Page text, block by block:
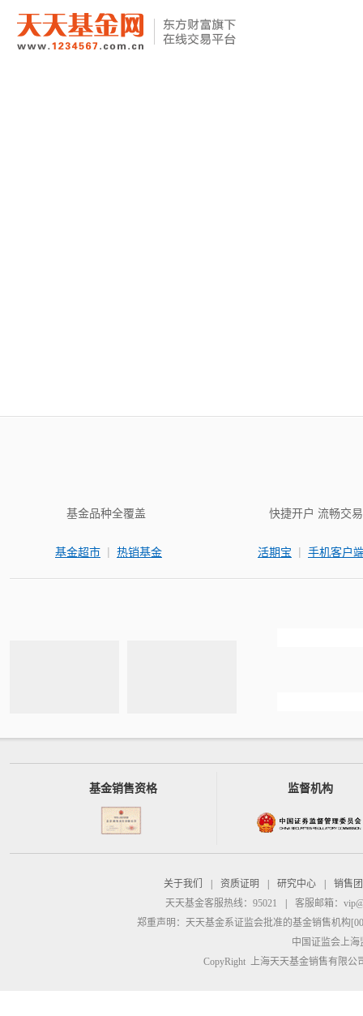
基金品种全覆盖
基金超市 | 热销基金
快捷开户 流畅交易
活期宝 | 手机客户
基金销售资格 监督机构
关于我们 资质证明 研究中心
销售
天天基金客服热线：95021
客服邮箱：
郑重声明： 天天基金系证监会批准的基金销售机构
中国证监会上
CopyRight 上海天天基金销售有限